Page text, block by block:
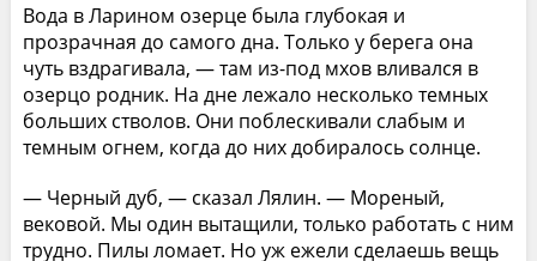
Вода в Ларином озерце была глубокая и
прозрачная до самого дна. Только у берега она
чуть вздрагивала, — там из-под мхов вливался в
озерцо родник. На дне лежало несколько темных
больших стволов. Они поблескивали слабым и
темным огнем, когда до них добиралось солнце.
— Черный дуб, — сказал Лялин. — Мореный,
вековой. Мы один вытащили, только работать с ним
трудно. Пилы ломает. Но уж ежели сделаешь вещь